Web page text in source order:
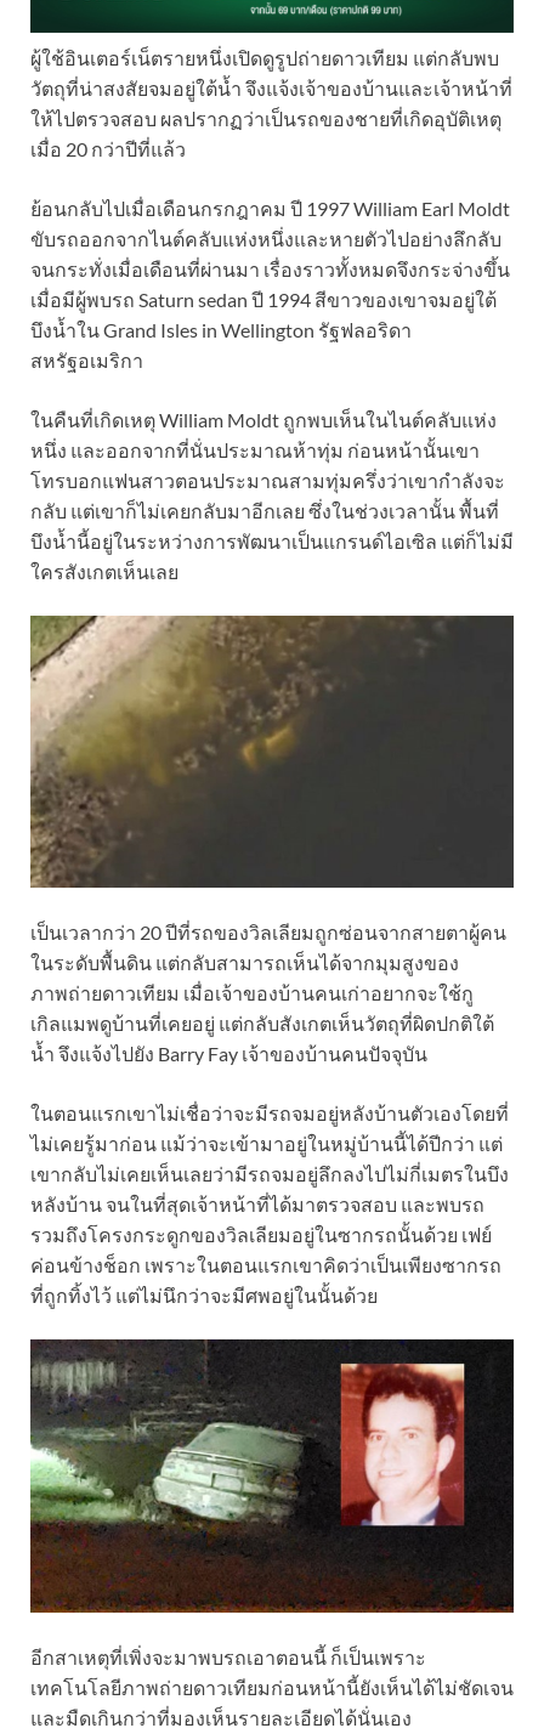
ผู้ใช้อินเตอร์เน็ตรายหนึ่งเปิดดูรูปถ่ายดาวเทียม แต่กลับพบ
วัตถุที่น่าสงสัยจมอยู่ใต้น้ำ จึงแจ้งเจ้าของบ้านและเจ้าหน้าที่
ให้ไปตรวจสอบ ผลปรากฏว่าเป็นรถของชายที่เกิดอุบัติเหตุ
เมื่อ 20 กว่าปีที่แล้ว
ย้อนกลับไปเมื่อเดือนกรกฎาคม ปี 1997 William Earl Moldt
ขับรถออกจากไนต์คลับแห่งหนึ่งและหายตัวไปอย่างลึกลับ
จนกระทั่งเมื่อเดือนที่ผ่านมา เรื่องราวทั้งหมดจึงกระจ่างขึ้น
เมื่อมีผู้พบรถ Saturn sedan ปี 1994 สีขาวของเขาจมอยู่ใต้
บึงน้ำในGrand Isles in Wellington รัฐฟลอริดา
สหรัฐอเมริกา
ในคืนที่เกิดเหตุWilliam Moldt ถูกพบเห็นในไนต์คลับแห่ง
หนึ่ง และออกจากที่นั่นประมาณห้าทุ่ม ก่อนหน้านั้นเขา
โทรบอกแฟนสาวตอนประมาณสามทุ่มครึ่งว่าเขากำลังจะ
กลับ แต่เขาก็ไม่เคยกลับมาอีกเลย ซึ่งในช่วงเวลานั้น พื้นที่
บึงน้ำนี้อยู่ในระหว่างการพัฒนาเป็นแกรนด์ไอเซิล แต่ก็ไม่มี
ใครสังเกตเห็นเลย
เป็นเวลากว่า 20 ปีที่รถของวิลเลียมถูกซ่อนจากสายตาผู้คน
ในระดับพื้นดิน แต่กลับสามารถเห็นได้จากมุมสูงของ
ภาพถ่ายดาวเทียม เมื่อเจ้าของบ้านคนเก่าอยากจะใช้กู
เกิลแมพดูบ้านที่เคยอยู่ แต่กลับสังเกตเห็นวัตถุที่ผิดปกติใต้
น้ำ จึงแจ้งไปยัง Barry Fay เจ้าของบ้านคนปัจจุบัน
ในตอนแรกเขาไม่เชื่อว่าจะมีรถจมอยู่หลังบ้านตัวเองโดยที่
ไม่เคยรู้มาก่อน แม้ว่าจะเข้ามาอยู่ในหมู่บ้านนี้ได้ปีกว่า แต่
เขากลับไม่เคยเห็นเลยว่ามีรถจมอยู่ลึกลงไปไม่กี่เมตรในบึง
หลังบ้าน จนในที่สุดเจ้าหน้าที่ได้มาตรวจสอบ และพบรถ
รวมถึงโครงกระดูกของวิลเลียมอยู่ในซากรถนั้นด้วย เฟย์
ค่อนข้างช็อก เพราะในตอนแรกเขาคิดว่าเป็นเพียงซากรถ
ที่ถูกทิ้งไว้ แต่ไม่นึกว่าจะมีศพอยู่ในนั้นด้วย
อีกสาเหตุที่เพิ่งจะมาพบรถเอาตอนนี้ ก็เป็นเพราะ
เทคโนโลยีภาพถ่ายดาวเทียมก่อนหน้านี้ยังเห็นได้ไม่ชัดเจน
และมืดเกินกว่าที่มองเห็นรายละเอียดได้นั่นเอง